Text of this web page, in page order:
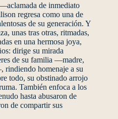
de inmediato
regresa como una de
de su generación. Y
unas tras otras, ritmadas,
en una hermosa joya,
dirige su mirada
de su familia —madre,
rindiendo homenaje a su
todo, su obstinado arrojo
También enfoca a los
hasta abusaron de
de compartir sus